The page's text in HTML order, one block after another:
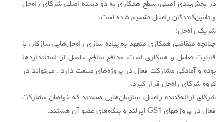
در بخش‌بندي اصلي، سطح همكاري به دو دسته اصلي شركاي راه‌حل
و تامين‌كنندگان راه‌حل تقسيم شده است.
شريك راه‌حل:
چنانچه متقاضي همكاري متعهد به پياده سازي راه‌حل‌هايي سازگار، با
قابليت تعامل و همكاري است، مدافع منافع حاصل از استانداردها
بوده و آمادگي مشاركت فعال در پروژه‌هاي صنعت دارد ، مي‌تواند در
گروه شركاي راه‌حل قرار گيرد.
شركاي ارائه‌كننده راه‌حل، سازمان‌هايي هستند كه خواهان مشاركت
فعال در پروژههاي GS1 ايرلند و بنگاه‌هاي عضو آن هستند.